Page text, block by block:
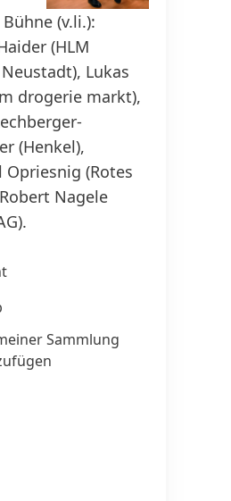
und
voran, um eine
zu schaffen.
(v.li.):
(HLM
Lukas
drogerie markt),
(Henkel),
Opriesnig (Rotes
Nagele
Sammlung